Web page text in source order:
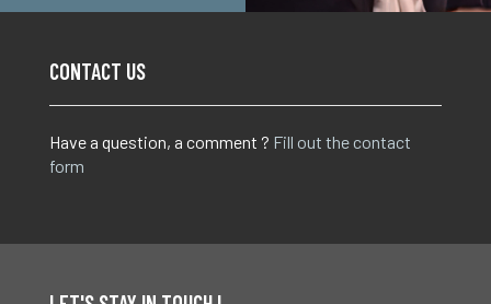
CONTACT US
Have a question, a comment ? Fill out the contact
form